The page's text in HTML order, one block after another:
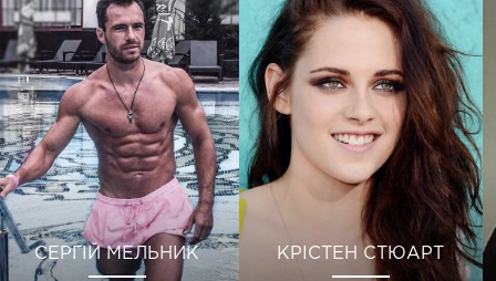
СЕРГІЙ МЕЛЬНИК КРІСТЕН СТЮАРТ